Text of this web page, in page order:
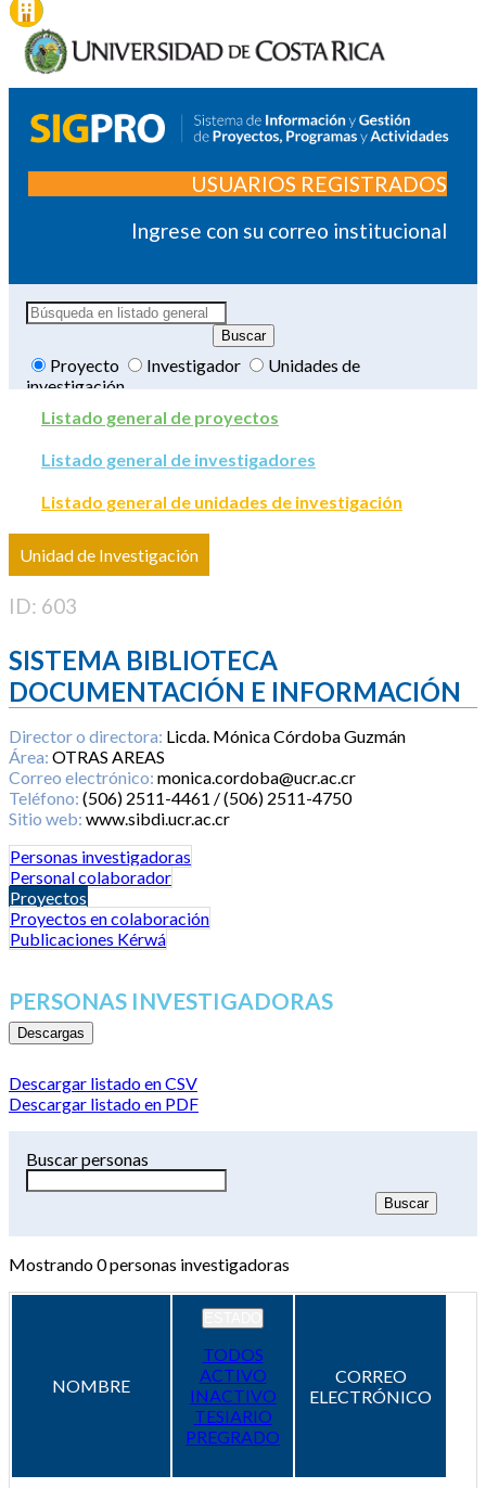
USUARIOS REGISTRADOS
Ingrese con su correo institucional
Proyecto Investigador
Unidades de
investigación
Listado general de proyectos
Listado general de investigadores
Listado general de unidades de investigación
Unidad de Investigación
ID: 603
SISTEMA BIBLIOTECA
DOCUMENTACIÓN E INFORMACIÓN
Director o directora: Licda. Mónica Córdoba Guzmán
Área: OTRAS AREAS
Correo electrónico: monica.cordoba@ucr.ac.cr
Teléfono: (506) 2511-4461 / (506) 2511-4750
Sitio web: www.sibdi.ucr.ac.cr
Personas investigadoras
Personal colaborador
Proyectos
Proyectos en colaboración
Publicaciones Kérwá
PERSONAS INVESTIGADORAS
Descargas
Descargar listado en CSV
Descargar listado en PDF
Buscar personas
Mostrando0personas investigadoras
NOMBRE
TODOS
ACTIVO
INACTIVO
TESIARIO
PREGRADO
CORREO
ELECTRÓNICO